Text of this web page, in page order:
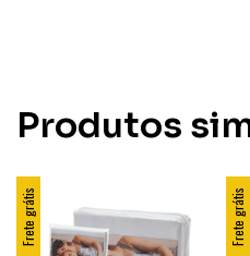
Produtos
Frete grátis Frete grátis